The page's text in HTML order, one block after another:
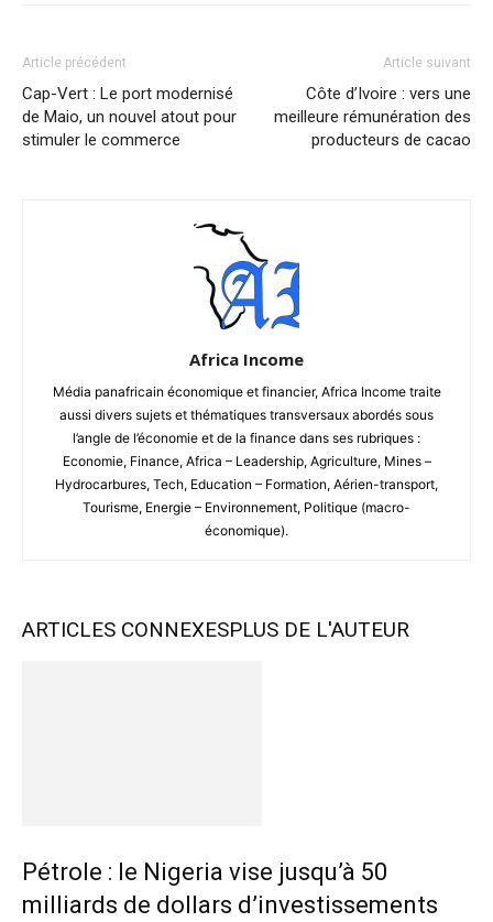
Article précédent
Cap-Vert : Le port modernisé
de Maio, un nouvel atout pour
stimuler le commerce
Article suivant
Côte d’Ivoire : vers une
meilleure rémunération des
producteurs de cacao
Africa Income
Média panafricain économique et financier, Africa Income traite
aussi divers sujets et thématiques transversaux abordés sous
l’angle de l’économie et de la finance dans ses rubriques :
Economie, Finance, Africa – Leadership, Agriculture, Mines –
Hydrocarbures, Tech, Education – Formation, Aérien-transport,
Tourisme, Energie – Environnement, Politique (macro-
économique).
ARTICLES CONNEXESPLUS DE L'AUTEUR
Pétrole : le Nigeria vise jusqu’à 50
milliards de dollars d’investissements